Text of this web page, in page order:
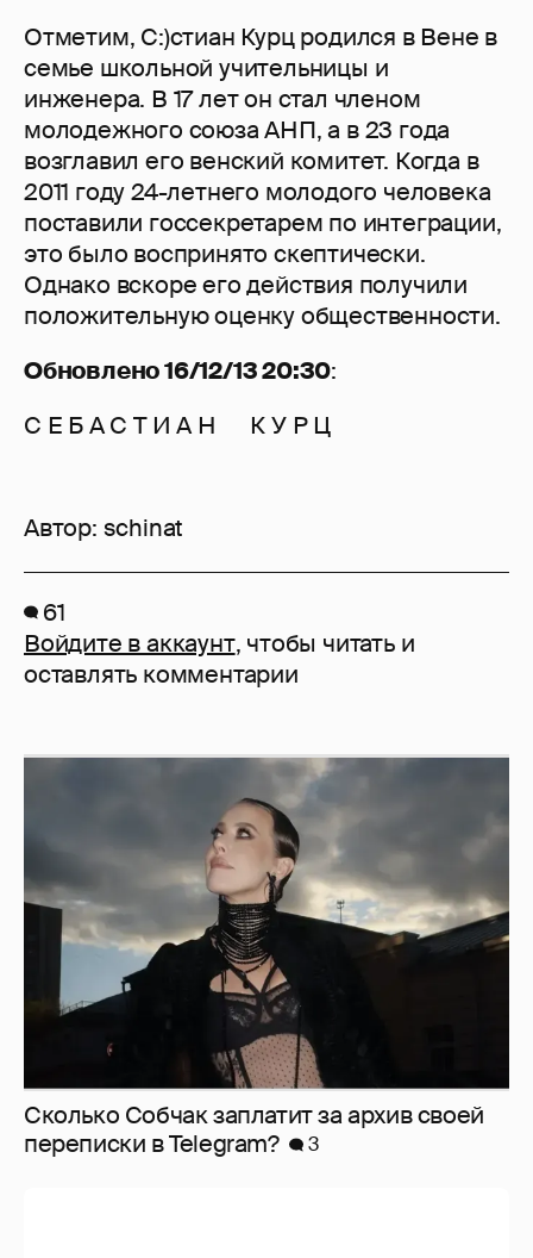
Отметим, С:)стиан Курц родился в Вене в
семье школьной учительницы и
инженера. В 17 лет он стал членом
молодежного союза АНП, а в 23 года
возглавил его венский комитет. Когда в
2011 году 24-летнего молодого человека
поставили госсекретарем по интеграции,
это было воспринято скептически.
Однако вскоре его действия получили
положительную оценку общественности.
Обновлено 16/12/13 20:30:
С Е Б А С Т И А Н К У Р Ц
Автор: schinat
61
Войдите в аккаунт, чтобы читать и
оставлять комментарии
Сколько Собчак заплатит за архив своей
перeписки в Telegram?
3